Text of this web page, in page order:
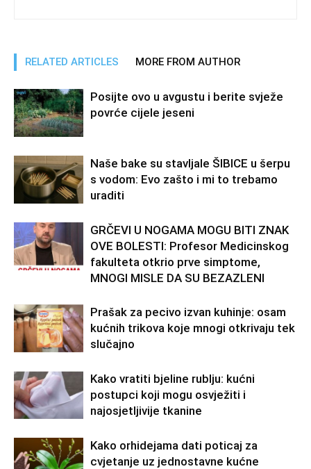
RELATED ARTICLES MORE FROM AUTHOR
Posijte ovo u avgustu i berite svježe
povrće cijele jeseni
Naše bake su stavljale ŠIBICE u šerpu
s vodom: Evo zašto i mi to trebamo
uraditi
GRČEVI U NOGAMA MOGU BITI ZNAK
OVE BOLESTI: Profesor Medicinskog
fakulteta otkrio prve simptome,
MNOGI MISLE DA SU BEZAZLENI
Prašak za pecivo izvan kuhinje: osam
kućnih trikova koje mnogi otkrivaju tek
slučajno
Kako vratiti bjeline rublju: kućni
postupci koji mogu osvježiti i
najosjetljivije tkanine
Kako orhidejama dati poticaj za
cvjetanje uz jednostavne kućne